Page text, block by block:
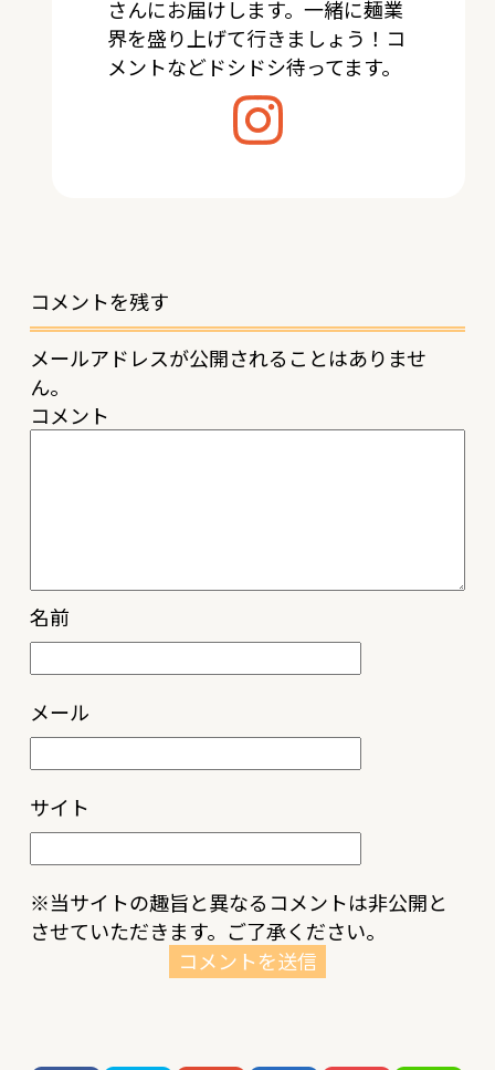
さんにお届けします。一緒に麺業
界を盛り上げて行きましょう！コ
メントなどドシドシ待ってます。
コメントを残す
メールアドレスが公開されることはありませ
ん。
コメント
名前
メール
サイト
※当サイトの趣旨と異なるコメントは非公開と
させていただきます。ご了承ください。